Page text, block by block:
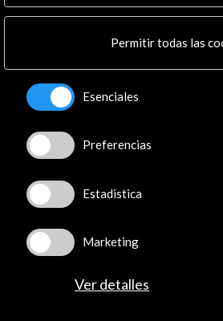
Boletín digital
Conecta
X (Twitter)
Instagram
LinkedIn
Youtube
Spotify
Flickr
TikTok
Permitir todas las
Esenciales
Preferencias
Estadistica
Marketing
Ver detalles